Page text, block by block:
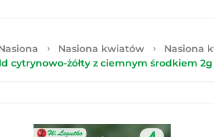
Nasiona kwiatów Nasiona
cytrynowo-żółty z ciemnym środkiem 2g